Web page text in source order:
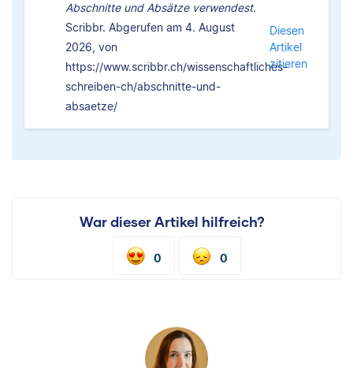
Abschnitte und Absätze verwendest.
Scribbr. Abgerufen am 4. August
2026, von
https://www.scribbr.ch/wissenschaftliches-
schreiben-ch/abschnitte-und-
absaetze/
Diesen
Artikel
zitieren
War dieser Artikel hilfreich?
0 0